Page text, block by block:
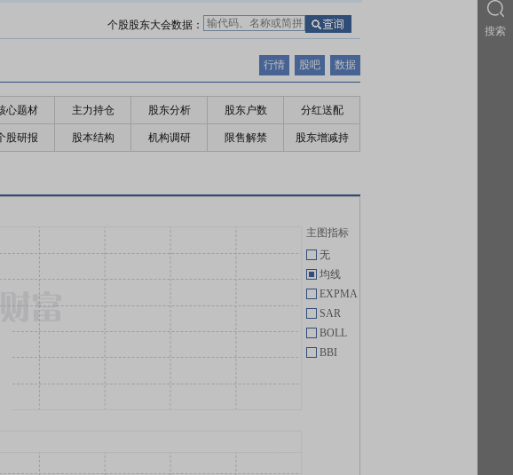
个股股东大会数据：
行情 股吧 数据
心题材 主力持仓 股东分析 股东户数 分红送配
股研报 股本结构 机构调研 限售解禁 股东增减持
主图指标
无
均线
EXPMA
SAR
BOLL
BBI
搜索